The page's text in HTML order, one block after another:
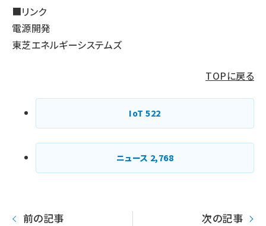
■リンク
電源開発
東芝エネルギーシステムズ
TOPに戻る
IoT522
ニュース 2,768
前の記事 次の記事